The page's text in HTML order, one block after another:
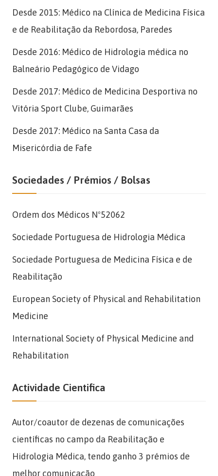
Desde 2015: Médico na Clínica de Medicina Física
e de Reabilitação da Rebordosa, Paredes
Desde 2016: Médico de Hidrologia médica no
Balneário Pedagógico de Vidago
Desde 2017: Médico de Medicina Desportiva no
Vitória Sport Clube, Guimarães
Desde 2017: Médico na Santa Casa da
Misericórdia de Fafe
Sociedades / Prémios / Bolsas
Ordem dos Médicos Nº52062
Sociedade Portuguesa de Hidrologia Médica
Sociedade Portuguesa de Medicina Física e de
Reabilitação
European Society of Physical and Rehabilitation
Medicine
International Society of Physical Medicine and
Rehabilitation
Actividade Cientifica
Autor/coautor de dezenas de comunicações
científicas no campo da Reabilitação e
Hidrologia Médica, tendo ganho 3 prémios de
melhor comunicação